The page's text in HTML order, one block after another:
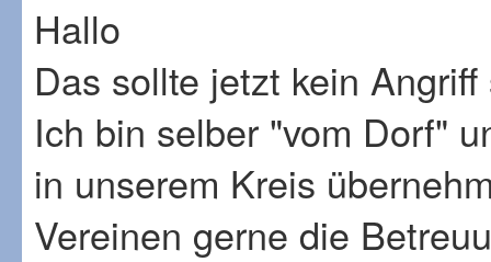
Hallo
Das sollte jetzt kein
Ich bin selber "vom Dorf"
in unserem Kreis
Vereinen gerne die